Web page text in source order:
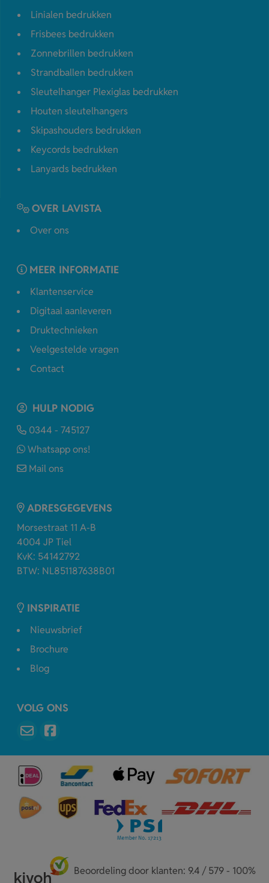
Linialen bedrukken
Frisbees bedrukken
Zonnebrillen bedrukken
Strandballen bedrukken
Sleutelhanger Plexiglas bedrukken
Houten sleutelhangers
Skipashouders bedrukken
Keycords bedrukken
Lanyards bedrukken
OVER LAVISTA
Over ons
MEER INFORMATIE
Klantenservice
Digitaal aanleveren
Druktechnieken
Veelgestelde vragen
Contact
HULP NODIG
0344 - 745127
Whatsapp ons!
Mail ons
ADRESGEGEVENS
Morsestraat 11 A-B
4004 JP Tiel
KvK: 54142792
BTW: NL851187638B01
INSPIRATIE
Nieuwsbrief
Brochure
Blog
VOLG ONS
Beoordeling door klanten: 9.4 / 579 - 100%